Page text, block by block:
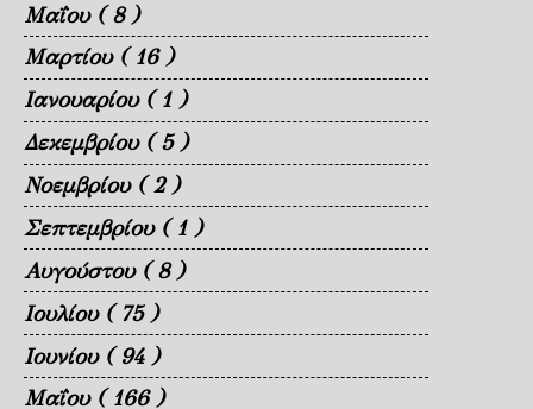
Μαΐου ( 8 )
Μαρτίου ( 16 )
Ιανουαρίου ( 1 )
Δεκεμβρίου ( 5 )
Νοεμβρίου ( 2 )
Σεπτεμβρίου ( 1 )
Αυγούστου ( 8 )
Ιουλίου ( 75 )
Ιουνίου ( 94 )
Μαΐου ( 166 )